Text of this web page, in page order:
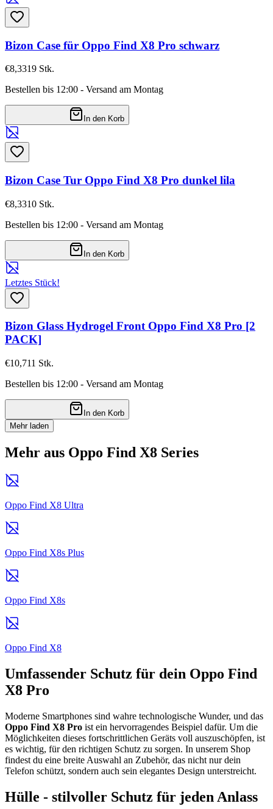
Bizon Case für Oppo Find X8 Pro schwarz
€8,3319 Stk.
Bestellen bis 12:00 - Versand am Montag
In den Korb
Bizon Case Tur Oppo Find X8 Pro dunkel lila
€8,3310 Stk.
Bestellen bis 12:00 - Versand am Montag
In den Korb
Letztes Stück!
Bizon Glass Hydrogel Front Oppo Find X8 Pro [2
PACK]
€10,711 Stk.
Bestellen bis 12:00 - Versand am Montag
In den Korb
Mehr laden
Mehr aus Oppo Find X8 Series
Oppo Find X8 Ultra
Oppo Find X8s Plus
Oppo Find X8s
Oppo Find X8
Umfassender Schutz für dein Oppo Find
X8 Pro
Moderne Smartphones sind wahre technologische Wunder, und das
Oppo Find X8 Pro ist ein hervorragendes Beispiel dafür. Um die
Möglichkeiten dieses fortschrittlichen Geräts voll auszuschöpfen, ist
es wichtig, für den richtigen Schutz zu sorgen. In unserem Shop
findest du eine breite Auswahl an Zubehör, das nicht nur dein
Telefon schützt, sondern auch sein elegantes Design unterstreicht.
Hülle - stilvoller Schutz für jeden Anlass